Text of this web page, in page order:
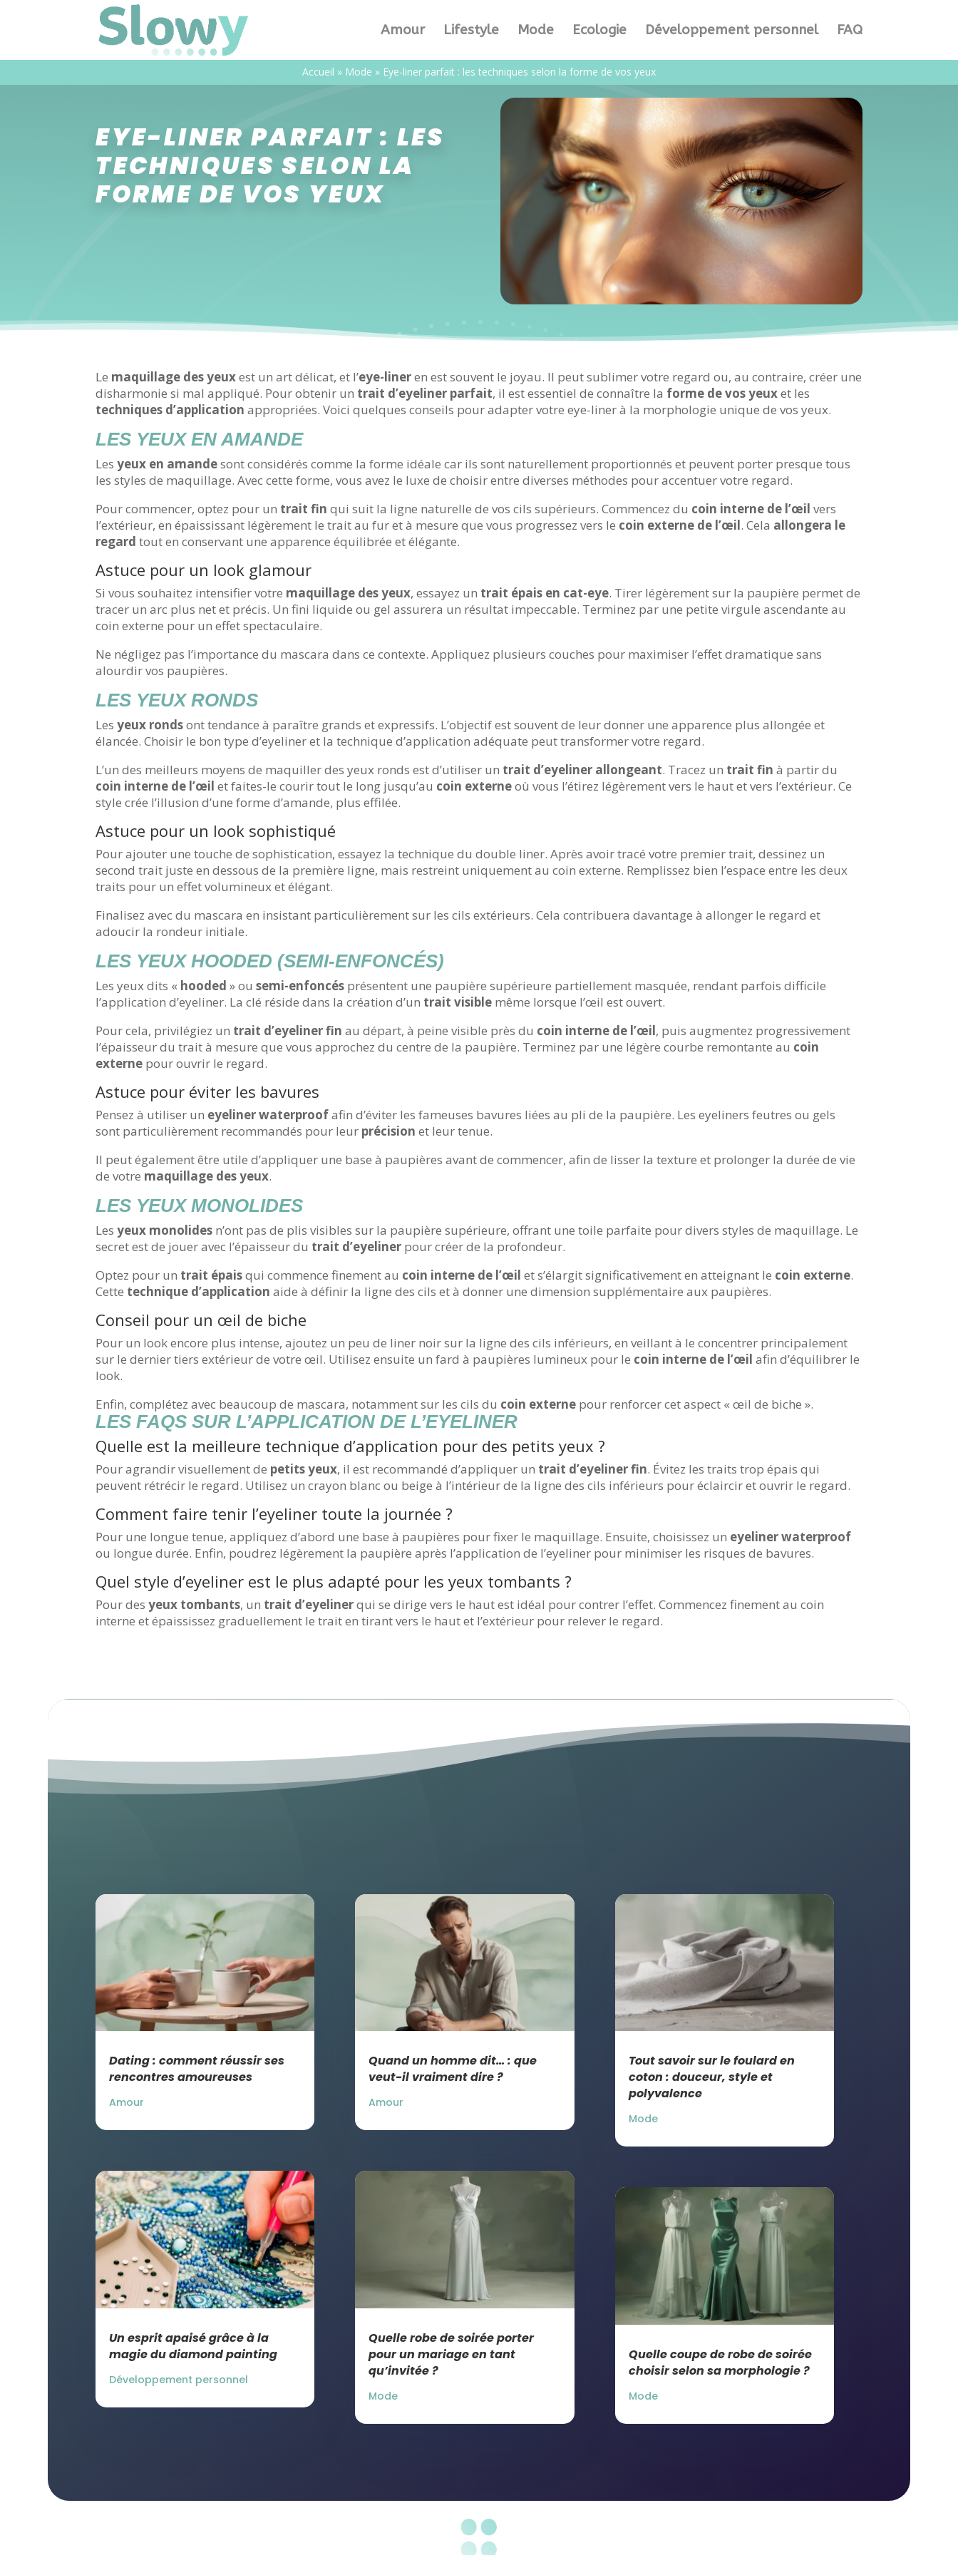
Amour Lifestyle Mode Ecologie Développement personnel FAQ
Accueil » Mode » Eye-liner parfait : les techniques selon la forme de vos yeux
EYE-LINER PARFAIT : LES
TECHNIQUES SELON LA
FORME DE VOS YEUX
Le maquillage des yeuxest un art délicat, et l’eye-lineren est souvent le joyau. Il peut sublimer votre regard ou, au contraire, créer une
disharmonie si mal appliqué. Pour obtenir un trait d’eyeliner parfait, il est essentiel de connaître la forme de vos yeuxet les
techniques d’application appropriées. Voici quelques conseils pour adapter votre eye-liner à la morphologie unique de vos yeux.
LES YEUX EN AMANDE
Lesyeux en amandesont considérés comme la forme idéale car ils sont naturellement proportionnés et peuvent porter presque tous
les styles de maquillage. Avec cette forme, vous avez le luxe de choisir entre diverses méthodes pour accentuer votre regard.
Pour commencer, optez pour un trait fin qui suit la ligne naturelle de vos cils supérieurs. Commencez du coin interne de l’œil vers
l’extérieur, en épaississant légèrement le trait au fur et à mesure que vous progressez vers le coin externe de l’œil. Cela allongera le
regard tout en conservant une apparence équilibrée et élégante.
Astuce pour un look glamour
Si vous souhaitez intensifier votre maquillage des yeux, essayez un trait épais en cat-eye. Tirer légèrement sur la paupière permet de
tracer un arc plus net et précis. Un fini liquide ou gel assurera un résultat impeccable. Terminez par une petite virgule ascendante au
coin externe pour un effet spectaculaire.
Ne négligez pas l’importance du mascara dans ce contexte. Appliquez plusieurs couches pour maximiser l’effet dramatique sans
alourdir vos paupières.
LES YEUX RONDS
Lesyeux rondsont tendance à paraître grands et expressifs. L’objectif est souvent de leur donner une apparence plus allongée et
élancée. Choisir le bon type d’eyeliner et la technique d’application adéquate peut transformer votre regard.
L’un des meilleurs moyens de maquiller des yeux ronds est d’utiliser un trait d’eyeliner allongeant. Tracez un trait fin à partir du
coin interne de l’œil et faites-le courir tout le long jusqu’au coin externeoù vous l’étirez légèrement vers le haut et vers l’extérieur. Ce
style crée l’illusion d’une forme d’amande, plus effilée.
Astuce pour un look sophistiqué
Pour ajouter une touche de sophistication, essayez la technique du double liner. Après avoir tracé votre premier trait, dessinez un
second trait juste en dessous de la première ligne, mais restreint uniquement au coin externe. Remplissez bien l’espace entre les deux
traits pour un effet volumineux et élégant.
Finalisez avec du mascara en insistant particulièrement sur les cils extérieurs. Cela contribuera davantage à allonger le regard et
adoucir la rondeur initiale.
LES YEUX HOODED (SEMI-ENFONCÉS)
Les yeux dits « hooded » ousemi-enfoncés présentent une paupière supérieure partiellement masquée, rendant parfois difficile
l’application d’eyeliner. La clé réside dans la création d’un trait visible même lorsque l’œil est ouvert.
Pour cela, privilégiez un trait d’eyeliner fin au départ, à peine visible près du coin interne de l’œil, puis augmentez progressivement
l’épaisseur du trait à mesure que vous approchez du centre de la paupière. Terminez par une légère courbe remontante au coin
externe pour ouvrir le regard.
Astuce pour éviter les bavures
Pensez à utiliser un eyeliner waterproofafin d’éviter les fameuses bavures liées au pli de la paupière. Les eyeliners feutres ou gels
sont particulièrement recommandés pour leur précision et leur tenue.
Il peut également être utile d’appliquer une base à paupières avant de commencer, afin de lisser la texture et prolonger la durée de vie
de votre maquillage des yeux.
LES YEUX MONOLIDES
Lesyeux monolides n’ont pas de plis visibles sur la paupière supérieure, offrant une toile parfaite pour divers styles de maquillage. Le
secret est de jouer avec l’épaisseur du trait d’eyeliner pour créer de la profondeur.
Optez pour un trait épaisqui commence finement au coin interne de l’œil et s’élargit significativement en atteignant le coin externe.
Cette technique d’application aide à définir la ligne des cils et à donner une dimension supplémentaire aux paupières.
Conseil pour un œil de biche
Pour un look encore plus intense, ajoutez un peu de liner noir sur la ligne des cils inférieurs, en veillant à le concentrer principalement
sur le dernier tiers extérieur de votre œil. Utilisez ensuite un fard à paupières lumineux pour le coin interne de l’œil afin d’équilibrer le
look.
Enfin, complétez avec beaucoup de mascara, notamment sur les cils du coin externe pour renforcer cet aspect « œil de biche ».
LES FAQS SUR L’APPLICATION DE L’EYELINER
Quelle est la meilleure technique d’application pour des petits yeux ?
Pour agrandir visuellement de petits yeux, il est recommandé d’appliquer un trait d’eyeliner fin. Évitez les traits trop épais qui
peuvent rétrécir le regard. Utilisez un crayon blanc ou beige à l’intérieur de la ligne des cils inférieurs pour éclaircir et ouvrir le regard.
Comment faire tenir l’eyeliner toute la journée ?
Pour une longue tenue, appliquez d’abord une base à paupières pour fixer le maquillage. Ensuite, choisissez un eyeliner waterproof
ou longue durée. Enfin, poudrez légèrement la paupière après l’application de l’eyeliner pour minimiser les risques de bavures.
Quel style d’eyeliner est le plus adapté pour les yeux tombants ?
Pour desyeux tombants, un trait d’eyelinerqui se dirige vers le haut est idéal pour contrer l’effet. Commencez finement au coin
interne et épaississez graduellement le trait en tirant vers le haut et l’extérieur pour relever le regard.
Dating : comment réussir ses
rencontres amoureuses
Amour
Un esprit apaisé grâce à la
magie du diamond painting
Développement personnel
Quand un homme dit… : que
veut-il vraiment dire ?
Amour
Quelle robe de soirée porter
pour un mariage en tant
qu’invitée ?
Mode
Tout savoir sur le foulard en
coton : douceur, style et
polyvalence
Mode
Quelle coupe de robe de soirée
choisir selon sa morphologie ?
Mode